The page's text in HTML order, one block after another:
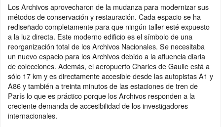
Los Archivos aprovecharon de la mudanza para modernizar sus
métodos de conservación y restauración. Cada espacio se ha
rediseñado completamente para que ningún taller esté expuesto
a la luz directa. Este moderno edificio es el símbolo de una
reorganización total de los Archivos Nacionales. Se necesitaba
un nuevo espacio para los Archivos debido a la afluencia diaria
de colecciones. Además, el aeropuerto Charles de Gaulle está a
sólo 17 km y es directamente accesible desde las autopistas A1 y
A86 y también a treinta minutos de las estaciones de tren de
París lo que es práctico porque los Archivos responden a la
creciente demanda de accesibilidad de los investigadores
internacionales.